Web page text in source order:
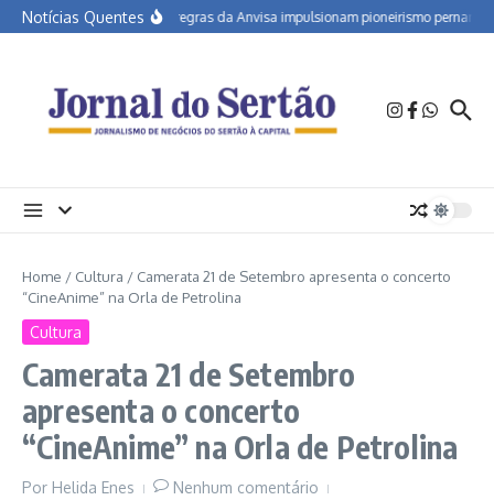
Ir para o conteúdo
Notícias QuentesNovas regras da Anvisa impulsionam pioneirismo
Home / Cultura / Camerata 21 de Setembro apresenta o concerto
“CineAnime” na Orla de Petrolina
Cultura
Camerata 21 de Setembro
apresenta o concerto
“CineAnime” na Orla de Petrolina
Por Helida Enes
Nenhum comentário